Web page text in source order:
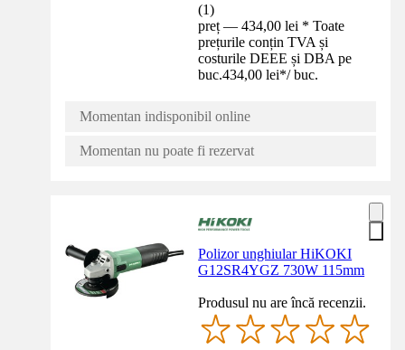
(1)
preț — 434,00 lei * Toate
prețurile conțin TVA și
costurile DEEE și DBA pe
buc.434,00 lei*/ buc.
Momentan indisponibil online
Momentan nu poate fi rezervat
Polizor unghiular HiKOKI
G12SR4YGZ 730W 115mm
Produsul nu are încă recenzii.